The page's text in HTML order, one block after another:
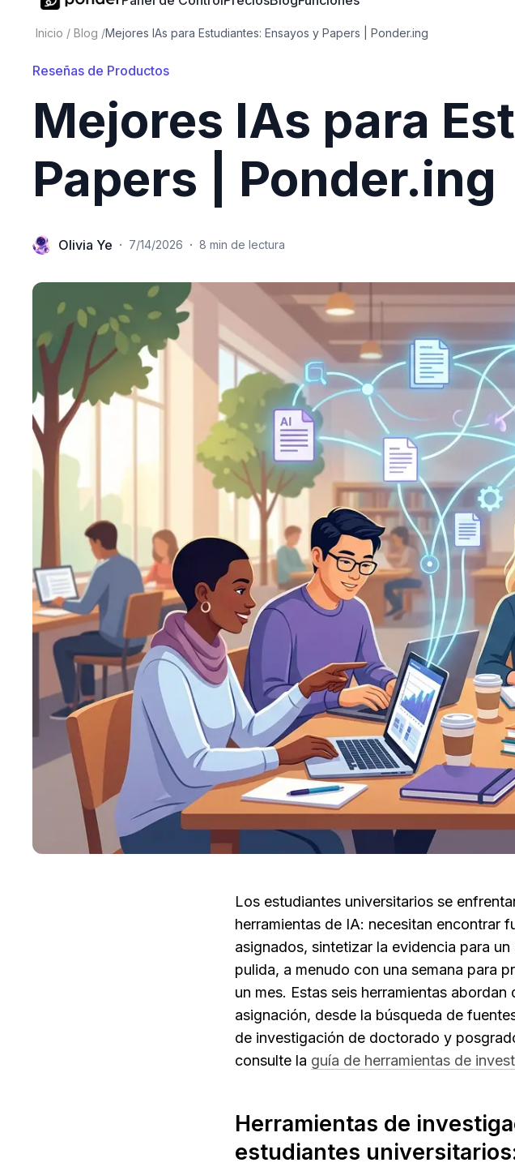
Inicio / Blog /Mejores IAs para Estudiantes: Ensayos y Papers | Ponder.ing
Reseñas de Productos
Mejores IAs para
Papers | Ponder.ing
Olivia Ye · 7/14/2026 · 8 min de lectura
Los estudiantes universitarios se
herramientas de IA: necesitan encontrar
asignados, sintetizar la evidencia para
pulida, a menudo con una semana para
un mes. Estas seis herramientas
asignación, desde la búsqueda de
de investigación de doctorado y
consulte la guía de herramientas de
Herramientas de
estudiantes